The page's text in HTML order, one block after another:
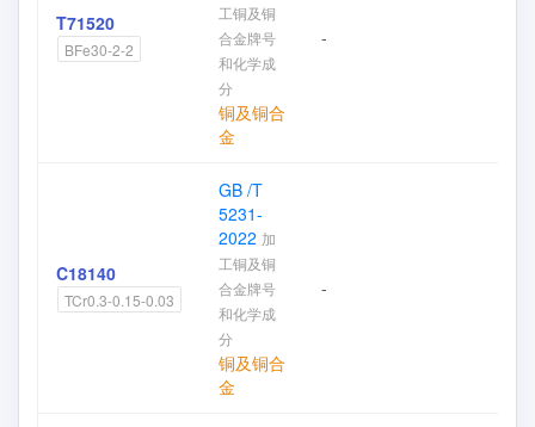
T71520
BFe30-2-2
工铜及铜
合金牌号
和化学成
分
铜及铜合
金
-
C18140
TCr0.3-0.15-0.03
GB /T
5231-
2022 加
工铜及铜
合金牌号
和化学成
分
铜及铜合
金
-